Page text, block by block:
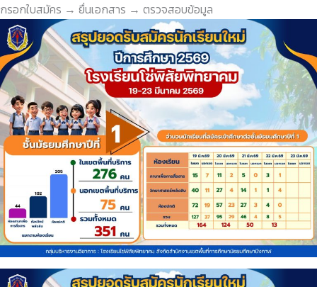
กรอกใบสมัคร → ยื่นเอกสาร → ตรวจสอบข้อมูล